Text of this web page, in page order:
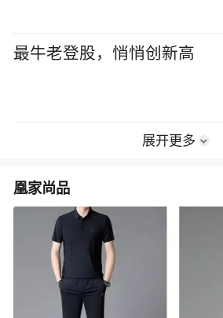
最牛老登股，悄悄创新高
展开更多
凰家尚品